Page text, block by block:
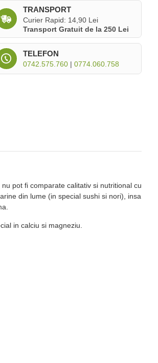
TRANSPORT
Curier Rapid: 14,90 Lei
Transport Gratuit de la 250 Lei
TELEFON
0742.575.760| 0774.060.758
pot fi comparate calitativ si nutritional cu
din lume (in special sushi si nori), insa
in calciu si magneziu.